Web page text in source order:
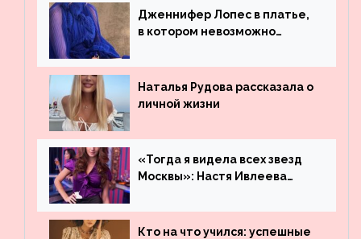
Дженнифер Лопес в платье,
в котором невозможно
Наталья Рудова рассказала о
личной жизни
«Тогда я видела всех звезд
Москвы»: Настя Ивлеева
популярности и выложила
архивные фото
Кто на что учился: успешные